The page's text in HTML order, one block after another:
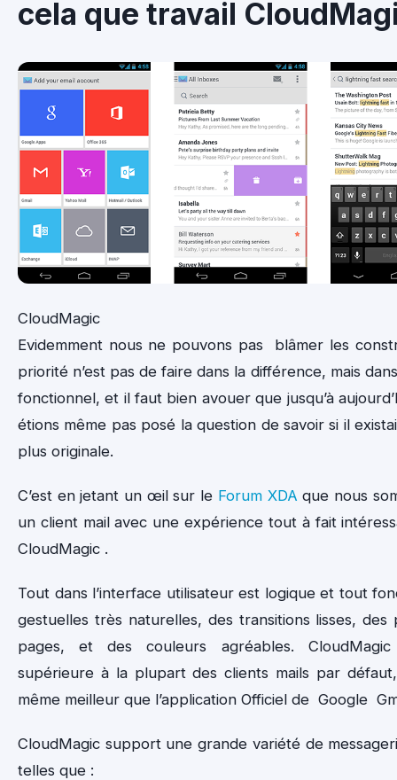
cela que travail
CloudMagic
Evidemment nous ne pouvons pas blâmer les
priorité n’est pas de faire dans la différence, mais
fonctionnel, et il faut bien avouer que jusqu’à
étions même pas posé la question de savoir si il
plus originale.
C’est en jetant un œil sur le Forum XDAque nous
un client mail avec une expérience tout à fait
CloudMagic .
Tout dans l’interface utilisateur est logique et tout
gestuelles très naturelles, des transitions lisses, des
pages, et des couleurs agréables.
supérieure à la plupart des clients mails par
même meilleur que l’application Officiel de Google
CloudMagic support une grande variété de
telles que :